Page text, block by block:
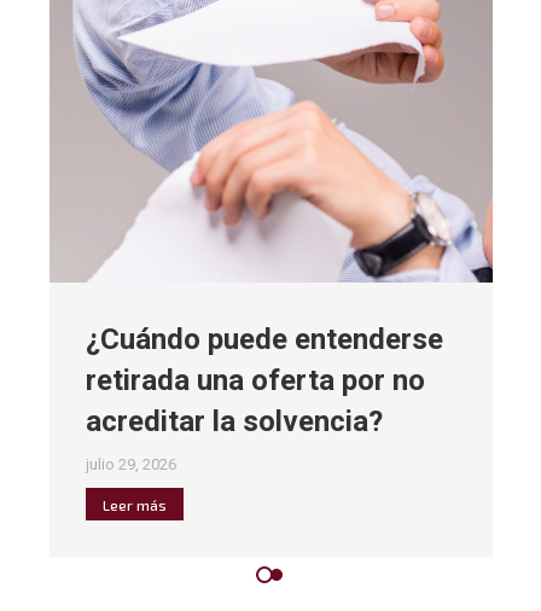
¿Cuándo puede entenderse
retirada una oferta por no
acreditar la solvencia?
julio 29, 2026
Leer más